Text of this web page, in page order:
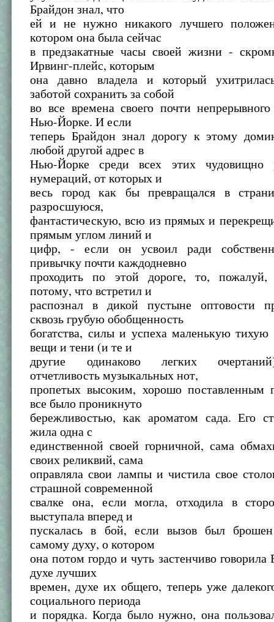
Брайдон знал, что
ей и не нужно никакого лучшего
котором она была сейчас
в предзакатные часы своей жизни -
Ирвинг-плейс, которым
она давно владела и который
заботой сохранить за собой
во все времена своего почти
Нью-Йорке. И если
теперь Брайдон знал дорогу к этому
любой другой адрес в
Нью-Йорке среди всех этих чудовищно
нумераций, от которых и
весь город как бы превращался в
разросшуюся,
фантастическую, всю из прямых и
прямым углом линий и
цифр, - если он усвоил ради
привычку почти каждодневно
проходить по этой дороге, то, пожалуй,
потому, что встретил и
распознал в дикой пустыне оптовости
сквозь грубую обобщенность
богатства, силы и успеха маленькую тихую
вещи и тени (и те и
другие одинаково легких
отчетливость музыкальных нот,
пропетых высоким, хорошо поставленным
все было проникнуто
бережливостью, как ароматом сада. Его
жила одна с
единственной своей горничной, сама
своих реликвий, сама
оправляла свои лампы и чистила свое
страшной современной
свалке она, если могла, отходила в
выступала вперед и
пускалась в бой, если вызов был
самому духу, о котором
она потом гордо и чуть застенчиво говорила
духе лучших
времен, духе их общего, теперь уже
социального периода
и порядка. Когда было нужно, она